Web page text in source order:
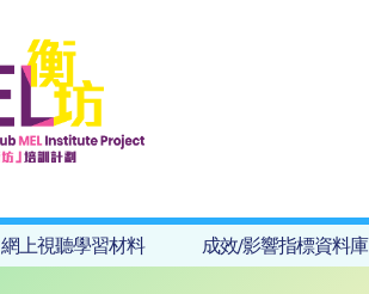
網上視聽學習材料 成效/影響指標資料庫